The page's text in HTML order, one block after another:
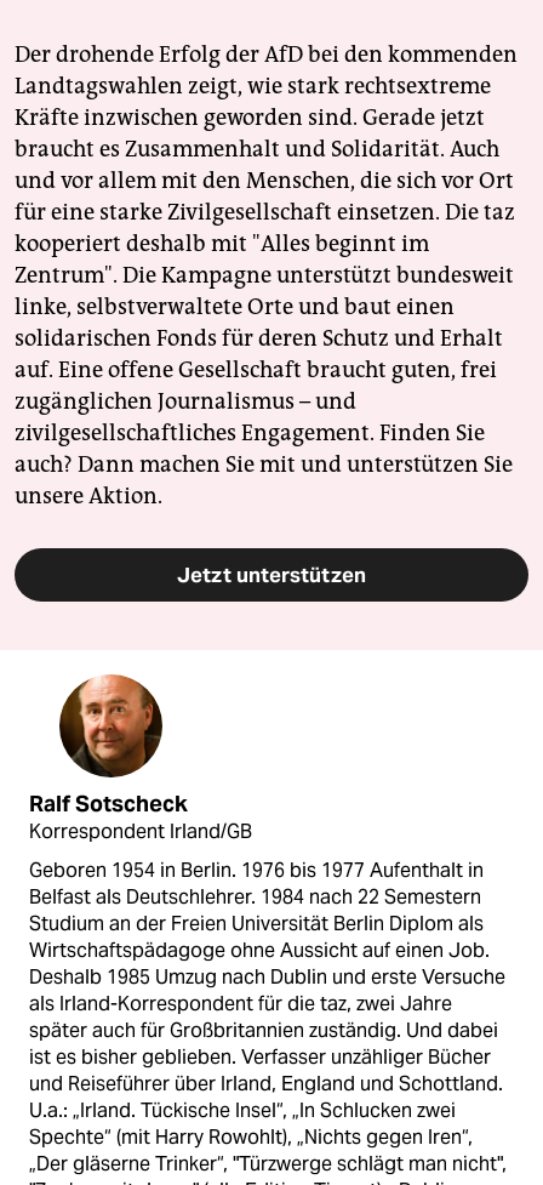
Der drohende Erfolg der AfD bei den kommenden
Landtagswahlen zeigt, wie stark rechtsextreme
Kräfte inzwischen geworden sind. Gerade jetzt
braucht es Zusammenhalt und Solidarität. Auch
und vor allem mit den Menschen, die sich vor Ort
für eine starke Zivilgesellschaft einsetzen. Die taz
kooperiert deshalb mit "Alles beginnt im
Zentrum". Die Kampagne unterstützt bundesweit
linke, selbstverwaltete Orte und baut einen
solidarischen Fonds für deren Schutz und Erhalt
auf. Eine offene Gesellschaft braucht guten, frei
zugänglichen Journalismus – und
zivilgesellschaftliches Engagement. Finden Sie
auch? Dann machen Sie mit und unterstützen Sie
unsere Aktion.
Jetzt unterstützen
Ralf Sotscheck
Korrespondent Irland/GB
Geboren 1954 in Berlin. 1976 bis 1977 Aufenthalt in
Belfast als Deutschlehrer. 1984 nach 22 Semestern
Studium an der Freien Universität Berlin Diplom als
Wirtschaftspädagoge ohne Aussicht auf einen Job.
Deshalb 1985 Umzug nach Dublin und erste Versuche
als Irland-Korrespondent für die taz, zwei Jahre
später auch für Großbritannien zuständig. Und dabei
ist es bisher geblieben. Verfasser unzähliger Bücher
und Reiseführer über Irland, England und Schottland.
U.a.: „Irland. Tückische Insel“, „In Schlucken zwei
Spechte“ (mit Harry Rowohlt), „Nichts gegen Iren“,
„Der gläserne Trinker“, "Türzwerge schlägt man nicht",